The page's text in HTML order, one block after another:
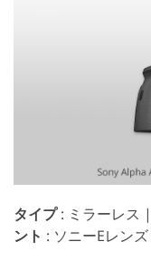
タイプ: ミラーレス |
ント : ソニーEレン